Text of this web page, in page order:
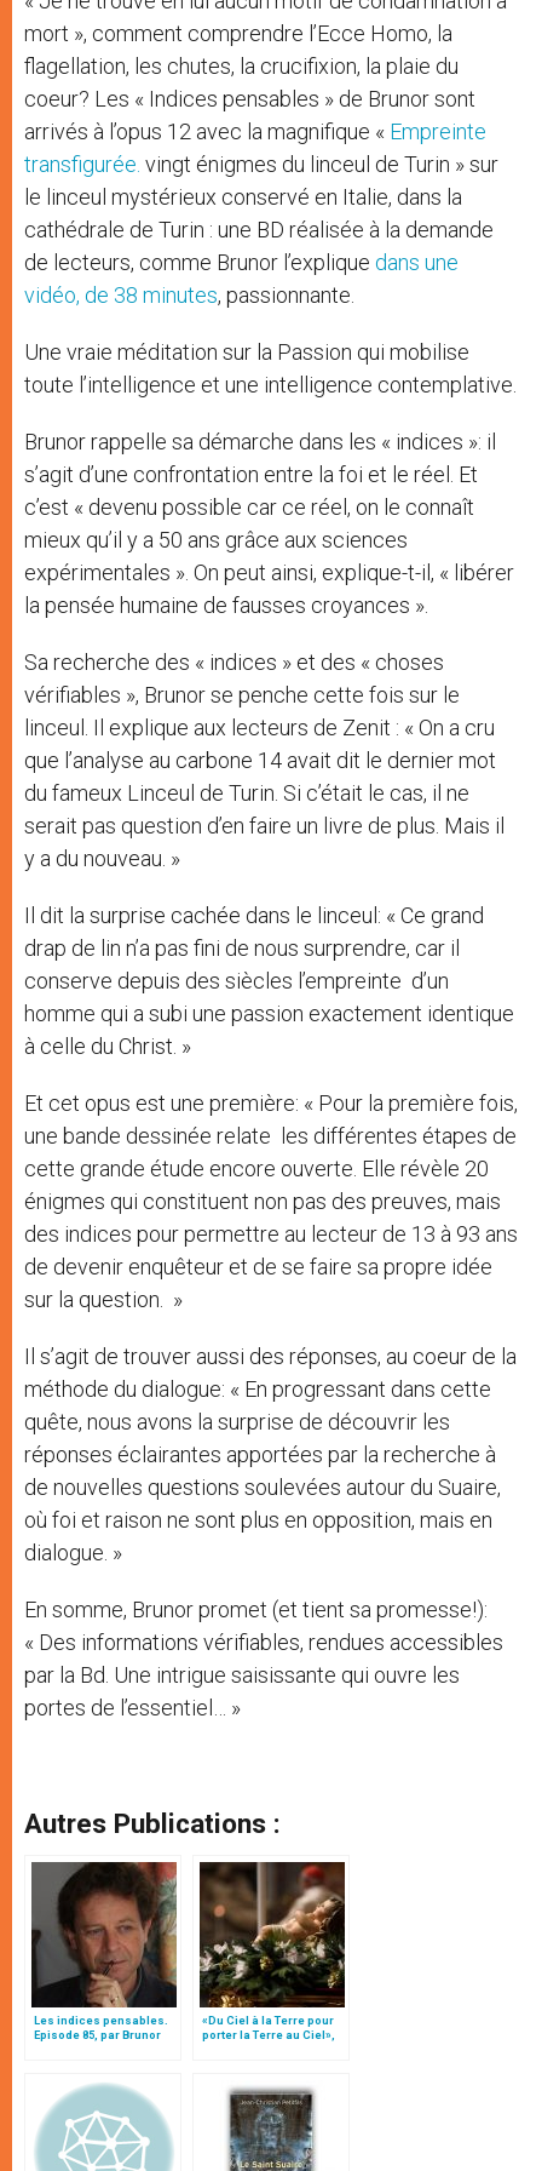
mort », comment comprendre l’Ecce Homo, la
flagellation, les chutes, la crucifixion, la plaie du
coeur? Les « Indices pensables » de Brunor sont
arrivés à l’opus 12 avec la magnifique « Empreinte
transfigurée. vingt énigmes du linceul de Turin » sur
le linceul mystérieux conservé en Italie, dans la
cathédrale de Turin : une BD réalisée à la demande
de lecteurs, comme Brunor l’explique dans une
vidéo, de 38 minutes, passionnante.
Une vraie méditation sur la Passion qui mobilise
toute l’intelligence et une intelligence contemplative.
Brunor rappelle sa démarche dans les « indices »: il
s’agit d’une confrontation entre la foi et le réel. Et
c’est « devenu possible car ce réel, on le connaît
mieux qu’il y a 50 ans grâce aux sciences
expérimentales ». On peut ainsi, explique-t-il, « libérer
la pensée humaine de fausses croyances ».
Sa recherche des « indices » et des « choses
vérifiables », Brunor se penche cette fois sur le
linceul. Il explique aux lecteurs de Zenit : « On a cru
que l’analyse au carbone 14 avait dit le dernier mot
du fameux Linceul de Turin. Si c’était le cas, il ne
serait pas question d’en faire un livre de plus. Mais il
y a du nouveau. »
Il dit la surprise cachée dans le linceul: « Ce grand
drap de lin n’a pas fini de nous surprendre, car il
conserve depuis des siècles l’empreinte d’un
homme qui a subi une passion exactement identique
à celle du Christ. »
Et cet opus est une première: « Pour la première fois,
une bande dessinée relate les différentes étapes de
cette grande étude encore ouverte. Elle révèle 20
énigmes qui constituent non pas des preuves, mais
des indices pour permettre au lecteur de 13 à 93 ans
de devenir enquêteur et de se faire sa propre idée
sur la question. »
Il s’agit de trouver aussi des réponses, au coeur de la
méthode du dialogue: « En progressant dans cette
quête, nous avons la surprise de découvrir les
réponses éclairantes apportées par la recherche à
de nouvelles questions soulevées autour du Suaire,
où foi et raison ne sont plus en opposition, mais en
dialogue. »
En somme, Brunor promet (et tient sa promesse!):
« Des informations vérifiables, rendues accessibles
par la Bd. Une intrigue saisissante qui ouvre les
portes de l’essentiel… »
Autres Publications :
Les indices pensables.
Episode 85, par Brunor
«Du Ciel à la Terre pour
porter la Terre au Ciel»,